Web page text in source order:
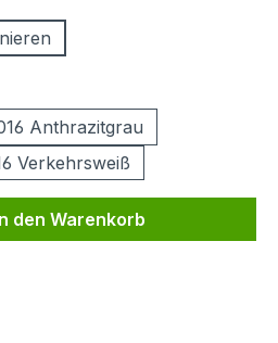
Anthrazitgrau
Verkehrsweiß
gewünschten Wert
den Warenkorb